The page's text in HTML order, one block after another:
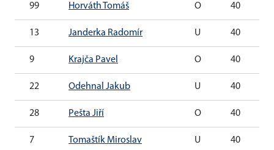
99 Horváth Tomáš O 40
13 Janderka Radomír U 40
9 Krajča Pavel O 40
22 Odehnal Jakub U 40
28 Pešta Jiří O 40
7 Tomaštík Miroslav U 40